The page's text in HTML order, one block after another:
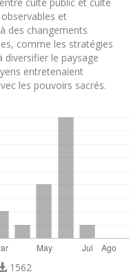
et
des changements
comme les stratégies
le paysage
entretenaient
les pouvoirs sacrés.
1562